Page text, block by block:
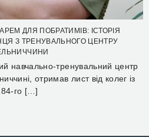
ДЛЯ ПОБРАТИМІВ: ІСТОРІЯ
З ТРЕНУВАЛЬНОГО ЦЕНТРУ
навчально-тренувальний центр
отримав лист від колег із
го […]